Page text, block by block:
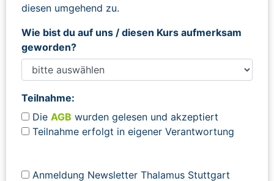
diesen umgehend zu.
Wie bist du auf uns / diesen Kurs aufmerksam
geworden?
Teilnahme:
Die AGB wurden gelesen und akzeptiert
Teilnahme erfolgt in eigener Verantwortung
Anmeldung Newsletter Thalamus Stuttgart